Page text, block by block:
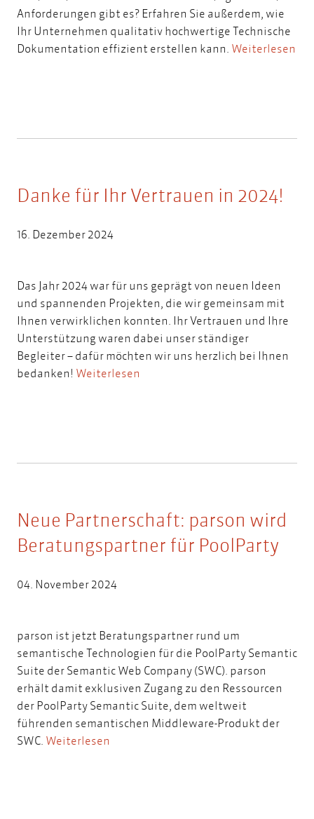
Anforderungen gibt es? Erfahren Sie außerdem, wie
Ihr Unternehmen qualitativ hochwertige Technische
Dokumentation effizient erstellen kann. Weiterlesen
Danke für Ihr Vertrauen in 2024!
16. Dezember 2024
Das Jahr 2024 war für uns geprägt von neuen Ideen
und spannenden Projekten, die wir gemeinsam mit
Ihnen verwirklichen konnten. Ihr Vertrauen und Ihre
Unterstützung waren dabei unser ständiger
Begleiter – dafür möchten wir uns herzlich bei Ihnen
bedanken! Weiterlesen
Neue Partnerschaft: parson wird
Beratungspartner für PoolParty
04. November 2024
parson ist jetzt Beratungspartner rund um
semantische Technologien für die PoolParty Semantic
Suite der Semantic Web Company (SWC). parson
erhält damit exklusiven Zugang zu den Ressourcen
der PoolParty Semantic Suite, dem weltweit
führenden semantischen Middleware-Produkt der
SWC. Weiterlesen